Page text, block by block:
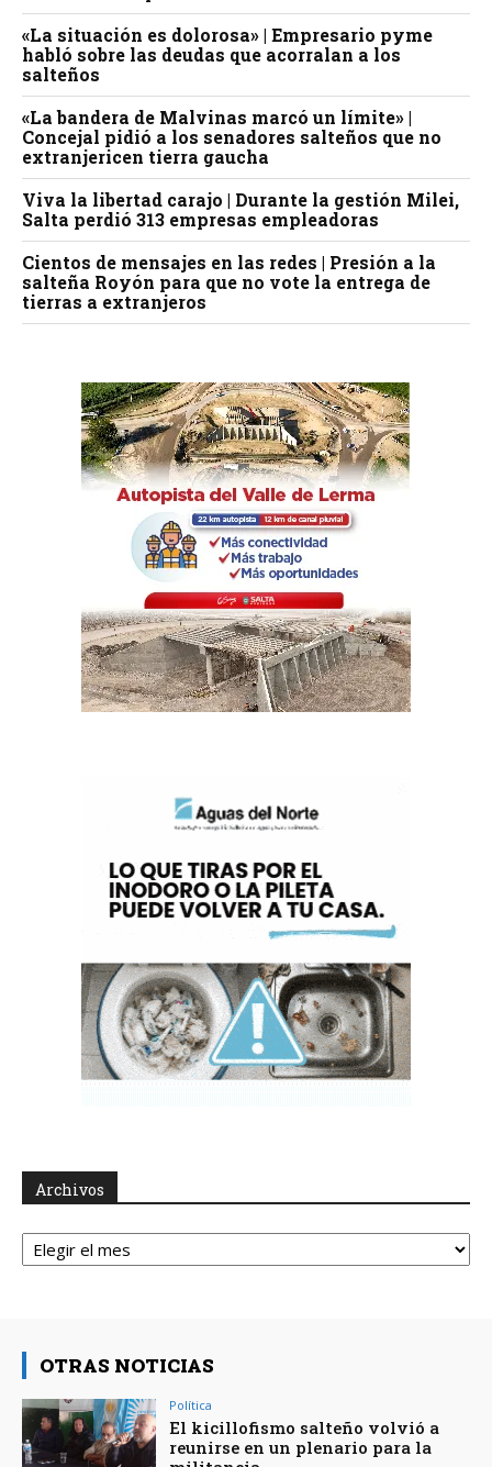
«La situación es dolorosa» | Empresario pyme
habló sobre las deudas que acorralan a los
salteños
«La bandera de Malvinas marcó un límite» |
Concejal pidió a los senadores salteños que no
extranjericen tierra gaucha
Viva la libertad carajo | Durante la gestión Milei,
Salta perdió 313 empresas empleadoras
Cientos de mensajes en las redes | Presión a la
salteña Royón para que no vote la entrega de
tierras a extranjeros
Archivos
Archivos
OTRAS NOTICIAS
Política
El kicillofismo salteño volvió a
reunirse en un plenario para la